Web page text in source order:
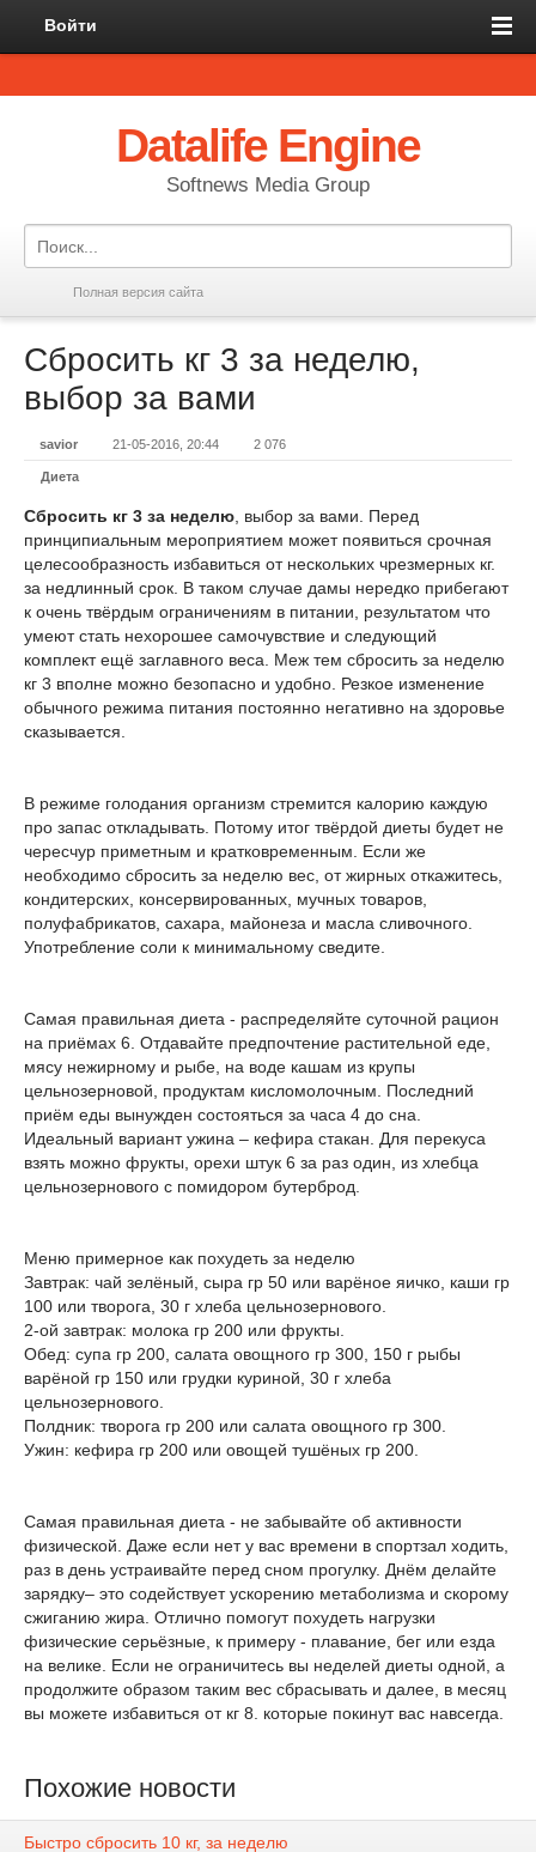
Войти
Datalife Engine
Softnews Media Group
Полная версия сайта
Сбросить кг 3 за неделю,
выбор за вами
savior 21-05-2016, 20:44 2 076
Диета
Сбросить кг 3 за неделю , выбор за вами. Перед
принципиальным мероприятием может появиться срочная
целесообразность избавиться от нескольких чрезмерных кг.
за недлинный срок. В таком случае дамы нередко прибегают
к очень твёрдым ограничениям в питании, результатом что
умеют стать нехорошее самочувствие и следующий
комплект ещё заглавного веса. Меж тем сбросить за неделю
кг 3 вполне можно безопасно и удобно. Резкое изменение
обычного режима питания постоянно негативно на здоровье
сказывается.
В режиме голодания организм стремится калорию каждую
про запас откладывать. Потому итог твёрдой диеты будет не
чересчур приметным и кратковременным. Если же
необходимо сбросить за неделю вес, от жирных откажитесь,
кондитерских, консервированных, мучных товаров,
полуфабрикатов, сахара, майонеза и масла сливочного.
Употребление соли к минимальному сведите.
Самая правильная диета - распределяйте суточной рацион
на приёмах 6. Отдавайте предпочтение растительной еде,
мясу нежирному и рыбе, на воде кашам из крупы
цельнозерновой, продуктам кисломолочным. Последний
приём еды вынужден состояться за часа 4 до сна.
Идеальный вариант ужина – кефира стакан. Для перекуса
взять можно фрукты, орехи штук 6 за раз один, из хлебца
цельнозернового с помидором бутерброд.
Меню примерное как похудеть за неделю
Завтрак: чай зелёный, сыра гр 50 или варёное яичко, каши гр
100 или творога, 30 г хлеба цельнозернового.
2-ой завтрак: молока гр 200 или фрукты.
Обед: супа гр 200, салата овощного гр 300, 150 г рыбы
варёной гр 150 или грудки куриной, 30 г хлеба
цельнозернового.
Полдник: творога гр 200 или салата овощного гр 300.
Ужин: кефира гр 200 или овощей тушёных гр 200.
Самая правильная диета - не забывайте об активности
физической. Даже если нет у вас времени в спортзал ходить,
раз в день устраивайте перед сном прогулку. Днём делайте
зарядку– это содействует ускорению метаболизма и скорому
сжиганию жира. Отлично помогут похудеть нагрузки
физические серьёзные, к примеру - плавание, бег или езда
на велике. Если не ограничитесь вы неделей диеты одной, а
продолжите образом таким вес сбрасывать и далее, в месяц
вы можете избавиться от кг 8. которые покинут вас навсегда.
Похожие новости
Быстро сбросить 10 кг, за неделю